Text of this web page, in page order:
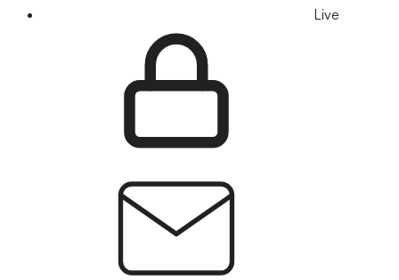
Live